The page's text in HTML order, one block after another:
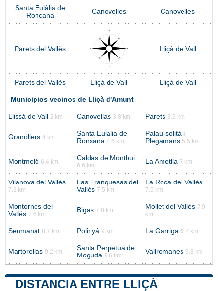
Santa Eulàlia de
Ronçana
Canovelles Canovelles
Parets del Vallès Lliçà de Vall
Parets del Vallès Lliçà de Vall Lliçà de Vall
Municipios vecinos de Lliçà d'Amunt
Llissá de Vall 2 km Canovellas 3.8 km Parets 3.9 km
Granollers 4 km
Santa Eulalia de
Ronsana 4.6 km
Palau-solità i
Plegamans 5.5 km
Montmeló 6.4 km Caldas de Montbui
6.6 km
La Ametlla 7 km
Vilanova del Vallés
7.3 km
Las Franquesas del
Vallés 7.5 km
La Roca del Vallés
7.5 km
Montornés del
Vallés 7.6 km
Bigas 7.8 km Mollet del Vallès 7.9
km
Senmanat 8.7 km Polinyá 9 km La Garriga 9.2 km
Martorellas 9.2 km
Santa Perpetua de
Moguda 9.6 km
Vallromanes 9.8 km
DISTANCIA ENTRE LLIÇÀ